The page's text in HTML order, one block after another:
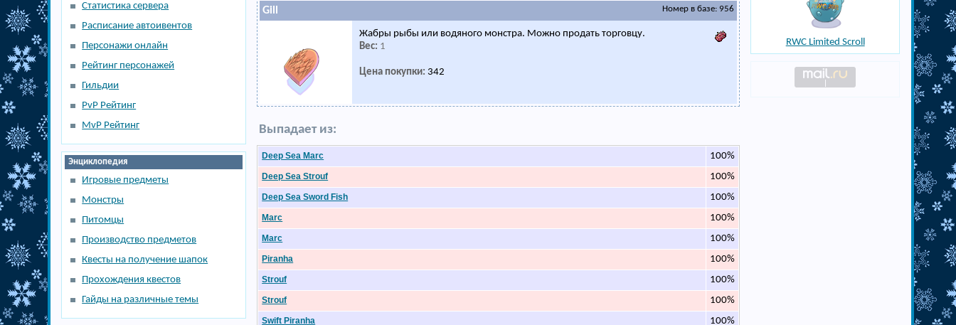
Статистика сервера
Расписание автоивентов
Персонажи онлайн
Рейтинг персонажей
Гильдии
PvP Рейтинг
MvP Рейтинг
Энциклопедия
Игровые предметы
Монстры
Питомцы
Производство предметов
Квесты на получение шапок
Прохождения квестов
Гайды на различные темы
Номер в базе: 956
Gill
Жабры рыбы или водяного монстра. Можно продать торговцу.
Вес: 1
Цена покупки: 342
Выпадает из:
Deep Sea Marc 100%
Deep Sea Strouf 100%
Deep Sea Sword Fish 100%
Marc 100%
Marc 100%
Piranha 100%
Strouf 100%
Strouf 100%
Swift Piranha 100%
RWC Limited Scroll